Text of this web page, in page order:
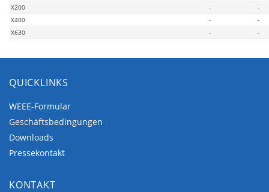
X200
-
-
X400
-
-
X630
- -
QUICKLINKS
WEEE-Formular
Geschäftsbedingungen
Downloads
Pressekontakt
KONTAKT